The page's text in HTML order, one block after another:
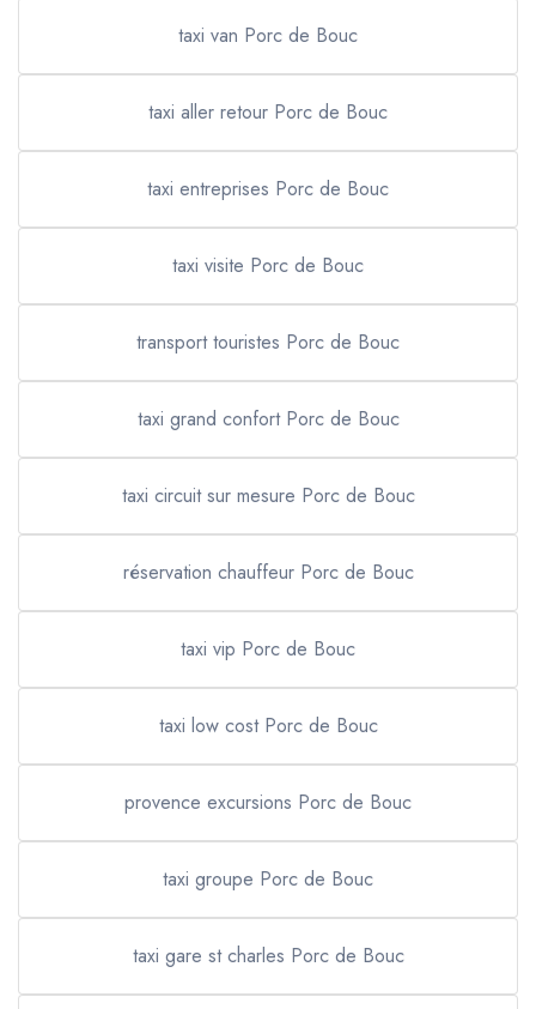
taxi van Porc de Bouc
taxi aller retour Porc de Bouc
taxi entreprises Porc de Bouc
taxi visite Porc de Bouc
transport touristes Porc de Bouc
taxi grand confort Porc de Bouc
taxi circuit sur mesure Porc de Bouc
réservation chauffeur Porc de Bouc
taxi vip Porc de Bouc
taxi low cost Porc de Bouc
provence excursions Porc de Bouc
taxi groupe Porc de Bouc
taxi gare st charles Porc de Bouc